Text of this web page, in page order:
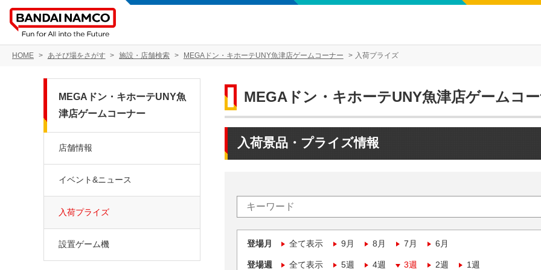
HOME あそび場をさがす 施設・店舗検索 MEGAドン・キホーテUNY魚津店ゲームコーナー 入荷プライズ
MEGAドン・キホーテUNY魚津店ゲームコ
入荷景品・プライズ情報
登場月 全て表示 9月 8月 7月 6月
登場週 全て表示 5週 4週 3週 2週 1週
MEGAドン・キホーテUNY魚
津店ゲームコーナー
店舗情報
イベント&ニュース
入荷プライズ
設置ゲーム機